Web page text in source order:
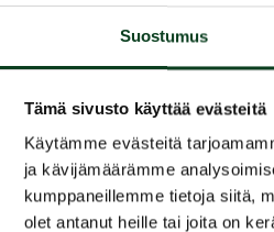
Suostumus
Tämä sivusto käyttää evästeitä
Käytämme evästeitä
ja kävijämäärämme
kumppaneillemme tietoja siitä,
olet antanut heille tai joita on